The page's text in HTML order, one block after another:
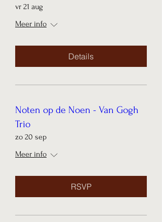
vr 21 aug
Meer info
Details
Noten op de Noen - Van Gogh
Trio
zo 20 sep
Meer info
RSVP